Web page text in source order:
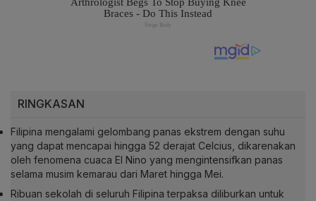
RINGKASAN
Filipina mengalami gelombang panas ekstrem dengan suhu
yang dapat mencapai hingga 52 derajat Celcius, dikarenakan
oleh fenomena cuaca El Nino yang mengintensifkan panas
selama musim kemarau dari Maret hingga Mei.
Ribuan sekolah di seluruh Filipina terpaksa diliburkan untuk